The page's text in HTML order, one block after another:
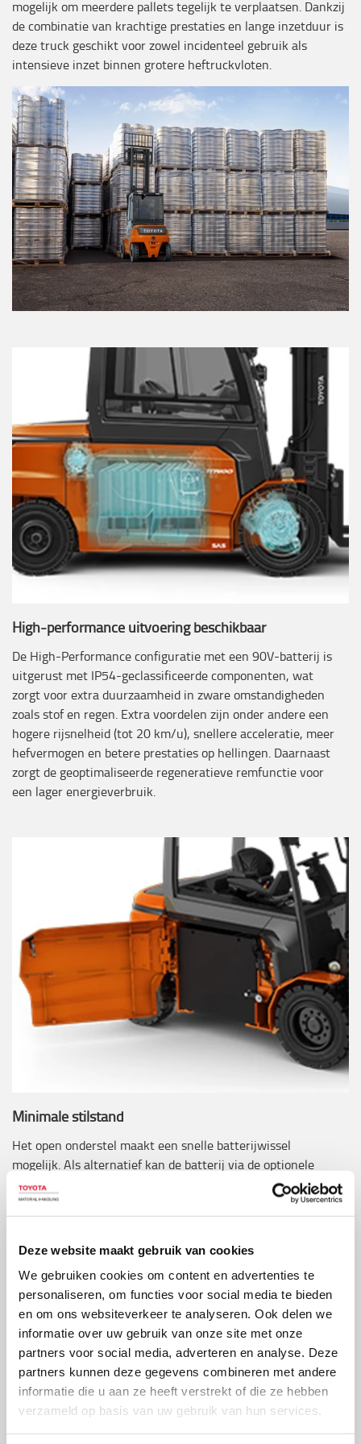
Deze website maakt gebruik van cookies
We gebruiken cookies om content en advertenties te
personaliseren, om functies voor social media te bieden
en om ons websiteverkeer te analyseren. Ook delen we
informatie over uw gebruik van onze site met onze
partners voor social media, adverteren en analyse. Deze
partners kunnen deze gegevens combineren met andere
informatie die u aan ze heeft verstrekt of die ze hebben
verzameld op basis van uw gebruik van hun services.
mogelijk om meerdere pallets tegelijk te verplaatsen. Dankzij
de combinatie van krachtige prestaties en lange inzetduur is
deze truck geschikt voor zowel incidenteel gebruik als
intensieve inzet binnen grotere heftruckvloten.
High-performance uitvoering beschikbaar
De High-Performance configuratie met een 90V-batterij is
uitgerust met IP54-geclassificeerde componenten, wat
zorgt voor extra duurzaamheid in zware omstandigheden
zoals stof en regen. Extra voordelen zijn onder andere een
hogere rijsnelheid (tot 20 km/u), snellere acceleratie, meer
hefvermogen en betere prestaties op hellingen. Daarnaast
zorgt de geoptimaliseerde regeneratieve remfunctie voor
een lager energieverbruik.
Minimale stilstand
Het open onderstel maakt een snelle batterijwissel
mogelijk. Als alternatief kan de batterij via de optionele
laadstekker direct worden opgeladen. De motor en
bedieningselementen zijn eenvoudig bereikbaar: door vier
bouten los te draaien kan de achterkap zonder
gereedschap worden verwijderd.